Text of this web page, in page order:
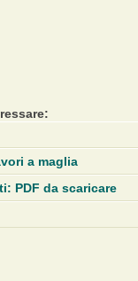
a maglia
PDF da scaricare